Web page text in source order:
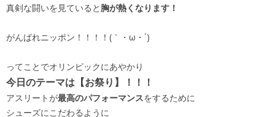
真剣な闘いを見ていると 胸が熱くなります！
がんばれニッポン！！！！(｀・ω・´)
ってことでオリンピックにあやかり
今日のテーマは【お祭り】！！！
アスリートが最高のパフォーマンスをするために
シューズにこだわるように